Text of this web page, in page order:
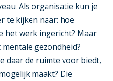
Als organisatie kun je
te kijken naar: hoe
het werk ingericht? Maar
gezondheid?
daar de ruimte voor biedt,
maakt? Die